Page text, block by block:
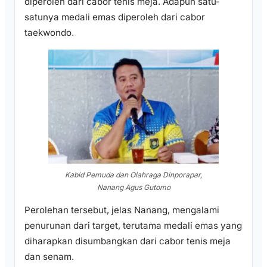
satunya medali emas diperoleh dari cabor
taekwondo.
Kabid Pemuda dan Olahraga Dinporapar,
Nanang Agus Gutomo
Perolehan tersebut, jelas Nanang, mengalami
penurunan dari target, terutama medali emas yang
diharapkan disumbangkan dari cabor tenis meja
dan senam.